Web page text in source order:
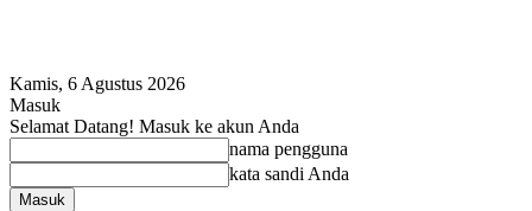
Kamis, 6 Agustus 2026
Masuk
Selamat Datang! Masuk ke akun Anda
nama pengguna
kata sandi Anda